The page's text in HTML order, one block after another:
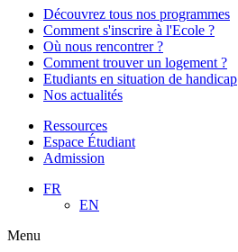
Découvrez tous nos programmes
Comment s'inscrire à l'Ecole ?
Où nous rencontrer ?
Comment trouver un logement ?
Etudiants en situation de handicap
Nos actualités
Ressources
Espace Étudiant
Admission
FR
EN
Menu